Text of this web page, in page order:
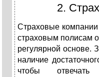
2.
Страховые
страховым полисам
регулярной основе.
наличие
чтобы